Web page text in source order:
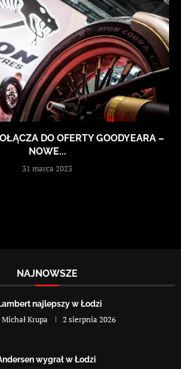
DO OFERTY GOODYEARA –
NOWE...
31 marca 2023
NAJNOWSZE
najlepszy w Łodzi
Michał Krupa 2 sierpnia 2026
wygrał w Łodzi